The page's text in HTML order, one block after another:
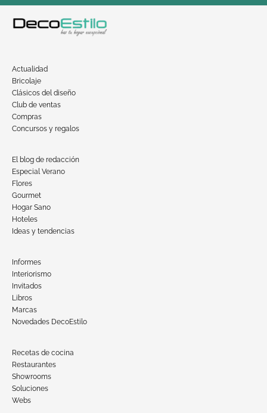
Actualidad
Bricolaje
Clásicos del diseño
Club de ventas
Compras
Concursos y regalos
El blog de redacción
Especial Verano
Flores
Gourmet
Hogar Sano
Hoteles
Ideas y tendencias
Informes
Interiorismo
Invitados
Libros
Marcas
Novedades DecoEstilo
Recetas de cocina
Restaurantes
Showrooms
Soluciones
Webs